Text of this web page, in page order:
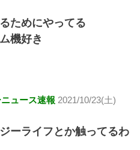
ためにやってる
機好き
ュース速報 2021/10/23(土)
ーライフとか触ってるわ